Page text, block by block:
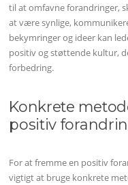
til at omfavne forandringer,
at være synlige,
bekymringer og ideer kan
positiv og støttende kultur,
forbedring.
Konkrete
positiv
For at fremme en positiv
vigtigt at bruge konkrete